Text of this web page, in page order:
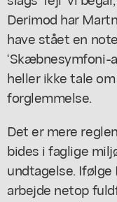
Derimod har
have stået en
‘Skæbnesymfoni-
heller ikke tale
forglemmelse.
Det er mere
bides i faglige
undtagelse.
arbejde netop